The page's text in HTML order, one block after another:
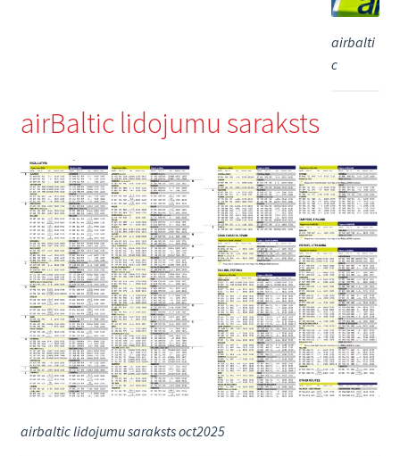
airbalti
c
airBaltic lidojumu saraksts
airbaltic lidojumu saraksts oct2025